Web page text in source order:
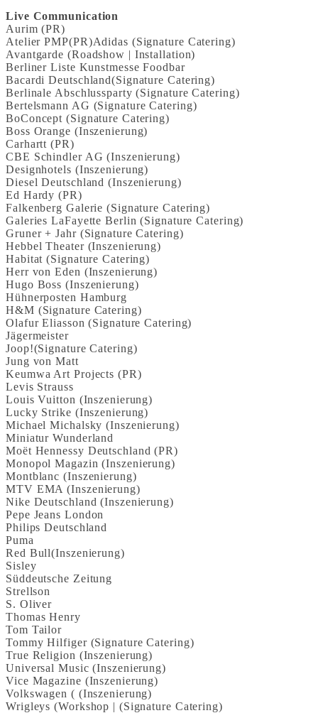
Live Communication
Aurim (PR)
Atelier PMP(PR)Adidas (Signature Catering)
Avantgarde (Roadshow | Installation)
Berliner Liste Kunstmesse Foodbar
Bacardi Deutschland(Signature Catering)
Berlinale Abschlussparty (Signature Catering)
Bertelsmann AG (Signature Catering)
BoConcept (Signature Catering)
Boss Orange (Inszenierung)
Carhartt (PR)
CBE Schindler AG (Inszenierung)
Designhotels (Inszenierung)
Diesel Deutschland (Inszenierung)
Ed Hardy (PR)
Falkenberg Galerie (Signature Catering)
Galeries LaFayette Berlin (Signature Catering)
Gruner + Jahr (Signature Catering)
Hebbel Theater (Inszenierung)
Habitat (Signature Catering)
Herr von Eden (Inszenierung)
Hugo Boss (Inszenierung)
Hühnerposten Hamburg
H&M (Signature Catering)
Olafur Eliasson (Signature Catering)
Jägermeister
Joop!(Signature Catering)
Jung von Matt
Keumwa Art Projects (PR)
Levis Strauss
Louis Vuitton (Inszenierung)
Lucky Strike (Inszenierung)
Michael Michalsky (Inszenierung)
Miniatur Wunderland
Moët Hennessy Deutschland (PR)
Monopol Magazin (Inszenierung)
Montblanc (Inszenierung)
MTV EMA (Inszenierung)
Nike Deutschland (Inszenierung)
Pepe Jeans London
Philips Deutschland
Puma
Red Bull(Inszenierung)
Sisley
Süddeutsche Zeitung
Strellson
S. Oliver
Thomas Henry
Tom Tailor
Tommy Hilfiger (Signature Catering)
True Religion (Inszenierung)
Universal Music (Inszenierung)
Vice Magazine (Inszenierung)
Volkswagen ( (Inszenierung)
Wrigleys (Workshop | (Signature Catering)